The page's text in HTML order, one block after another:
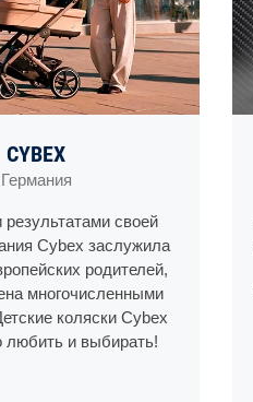
CYBEX
Германия
своей
Cybex заслужила
родителей,
многочисленными
коляски Cybex
любить и выбирать!